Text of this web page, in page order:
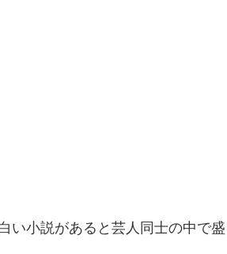
い小説があると芸人同士の中で盛